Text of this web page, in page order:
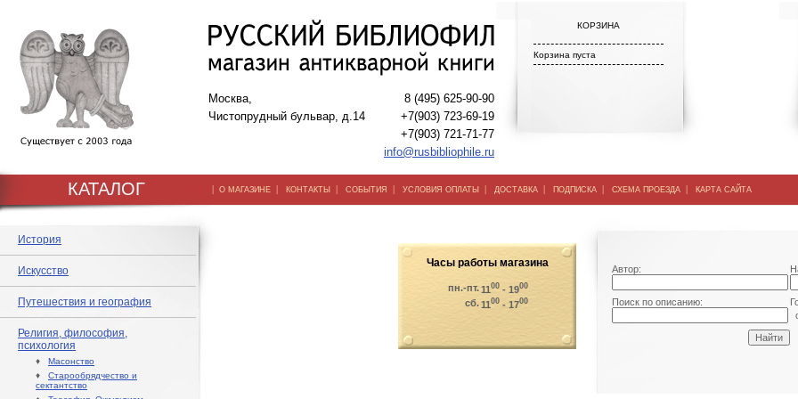
Москва,
Чистопрудный бульвар, д.14
8 (495) 625-90-90
+7(903) 723-69-19
+7(903) 721-71-77
info@rusbibliophile.ru
КОРЗИНА
Корзина пуста
КАТАЛОГ | О МАГАЗИНЕ | КОНТАКТЫ | СОБЫТИЯ | УСЛОВИЯ ОПЛАТЫ | ДОСТАВКА | ПОДПИСКА | СХЕМА ПРОЕЗДА | КАРТА САЙТА
История
Искусство
Путешествия и география
Религия, философия,
психология
♦ Масонство
♦ Старообрядчество и
сектантство
Часы работы магазина
пн.-пт.1100 - 1900
сб.1100 - 1700
Автор:
Поиск по описанию: